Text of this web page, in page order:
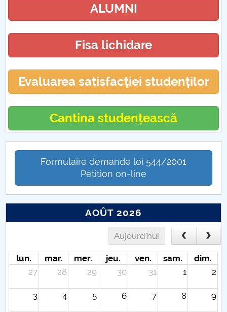
ALUMNI
Fisa lichidare
Evaluarea satisfacției studenților
Cantina studențească
Formulaire demande loi 544/2001
Pétition on-line
AOÛT 2026
Aujourd'hui
lun. mar. mer. jeu. ven. sam.
dim.
27
28 29 30 31 1 2
3 4 5 6 7 8 9